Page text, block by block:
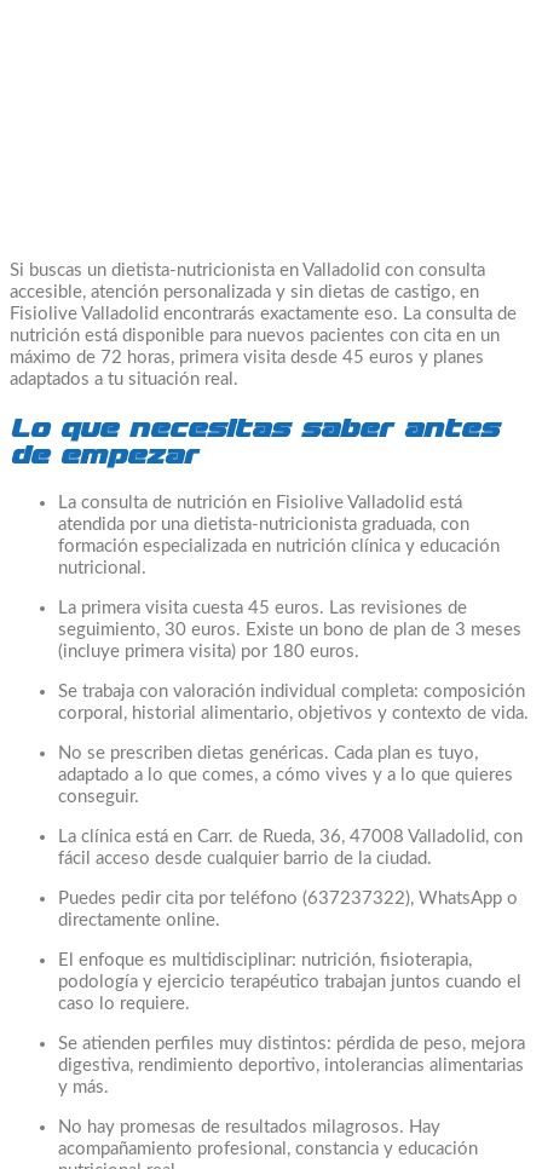
Si buscas un dietista-nutricionista en Valladolid con consulta
accesible, atención personalizada y sin dietas de castigo, en
Fisiolive Valladolid encontrarás exactamente eso. La consulta de
nutrición está disponible para nuevos pacientes con cita en un
máximo de 72 horas, primera visita desde 45 euros y planes
adaptados a tu situación real.
Lo que necesitas saber antes
de empezar
La consulta de nutrición en Fisiolive Valladolid está
atendida por una dietista-nutricionista graduada, con
formación especializada en nutrición clínica y educación
nutricional.
La primera visita cuesta 45 euros. Las revisiones de
seguimiento, 30 euros. Existe un bono de plan de 3 meses
(incluye primera visita) por 180 euros.
Se trabaja con valoración individual completa: composición
corporal, historial alimentario, objetivos y contexto de vida.
No se prescriben dietas genéricas. Cada plan es tuyo,
adaptado a lo que comes, a cómo vives y a lo que quieres
conseguir.
La clínica está en Carr. de Rueda, 36, 47008 Valladolid, con
fácil acceso desde cualquier barrio de la ciudad.
Puedes pedir cita por teléfono (637237322), WhatsApp o
directamente online.
El enfoque es multidisciplinar: nutrición, fisioterapia,
podología y ejercicio terapéutico trabajan juntos cuando el
caso lo requiere.
Se atienden perfiles muy distintos: pérdida de peso, mejora
digestiva, rendimiento deportivo, intolerancias alimentarias
y más.
No hay promesas de resultados milagrosos. Hay
acompañamiento profesional, constancia y educación